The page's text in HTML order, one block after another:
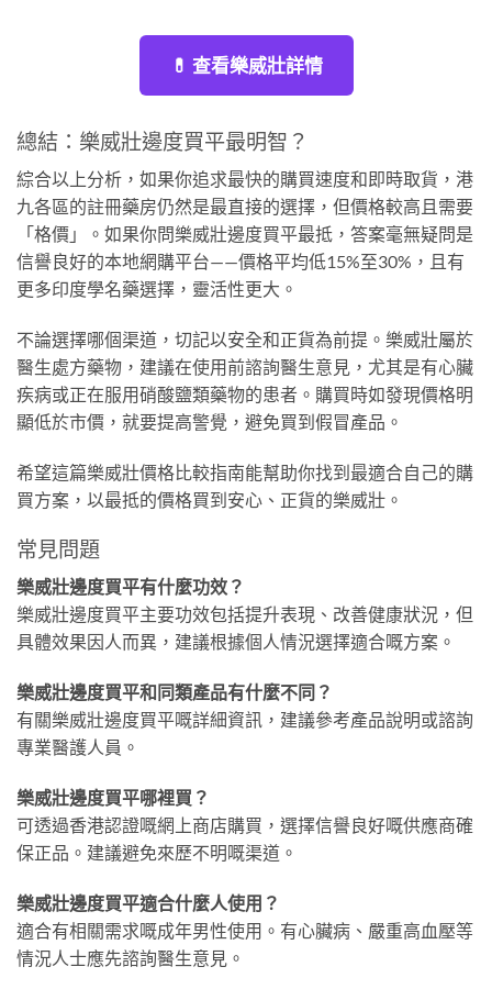
💊 查看樂威壯詳情
總結：樂威壯邊度買平最明智？
綜合以上分析，如果你追求最快的購買速度和即時取貨，港
九各區的註冊藥房仍然是最直接的選擇，但價格較高且需要
「格價」。如果你問樂威壯邊度買平最抵，答案毫無疑問是
信譽良好的本地網購平台——價格平均低15%至30%，且有
更多印度學名藥選擇，靈活性更大。
不論選擇哪個渠道，切記以安全和正貨為前提。樂威壯屬於
醫生處方藥物，建議在使用前諮詢醫生意見，尤其是有心臟
疾病或正在服用硝酸鹽類藥物的患者。購買時如發現價格明
顯低於市價，就要提高警覺，避免買到假冒產品。
希望這篇樂威壯價格比較指南能幫助你找到最適合自己的購
買方案，以最抵的價格買到安心、正貨的樂威壯。
常見問題
樂威壯邊度買平有什麼功效？
樂威壯邊度買平主要功效包括提升表現、改善健康狀況，但
具體效果因人而異，建議根據個人情況選擇適合嘅方案。
樂威壯邊度買平和同類產品有什麼不同？
有關樂威壯邊度買平嘅詳細資訊，建議參考產品說明或諮詢
專業醫護人員。
樂威壯邊度買平哪裡買？
可透過香港認證嘅網上商店購買，選擇信譽良好嘅供應商確
保正品。建議避免來歷不明嘅渠道。
樂威壯邊度買平適合什麼人使用？
適合有相關需求嘅成年男性使用。有心臟病、嚴重高血壓等
情況人士應先諮詢醫生意見。